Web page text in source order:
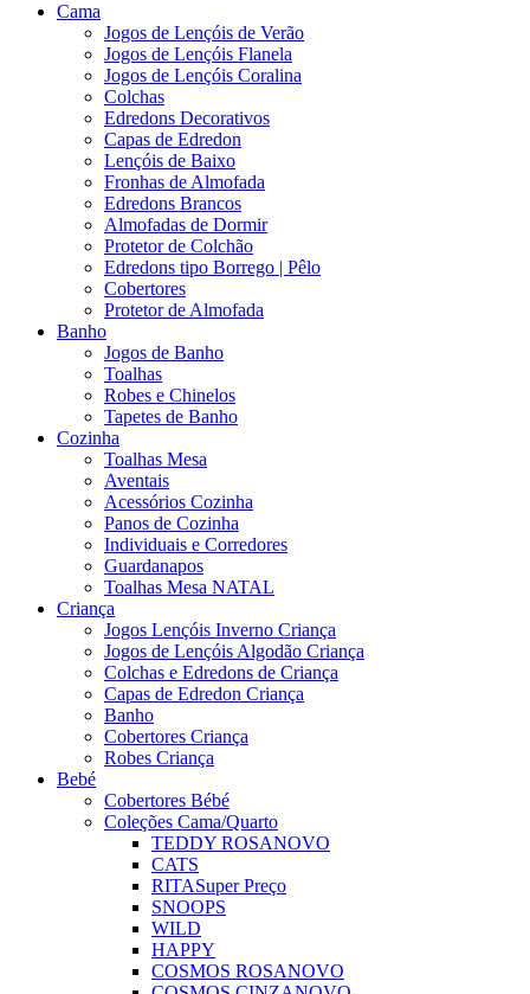
Cama
Jogos de Lençóis de Verão
Jogos de Lençóis Flanela
Jogos de Lençóis Coralina
Colchas
Edredons Decorativos
Capas de Edredon
Lençóis de Baixo
Fronhas de Almofada
Edredons Brancos
Almofadas de Dormir
Protetor de Colchão
Edredons tipo Borrego | Pêlo
Cobertores
Protetor de Almofada
Banho
Jogos de Banho
Toalhas
Robes e Chinelos
Tapetes de Banho
Cozinha
Toalhas Mesa
Aventais
Acessórios Cozinha
Panos de Cozinha
Individuais e Corredores
Guardanapos
Toalhas Mesa NATAL
Criança
Jogos Lençóis Inverno Criança
Jogos de Lençóis Algodão Criança
Colchas e Edredons de Criança
Capas de Edredon Criança
Banho
Cobertores Criança
Robes Criança
Bebé
Cobertores Bébé
Coleções Cama/Quarto
TEDDY ROSANOVO
CATS
RITASuper Preço
SNOOPS
WILD
HAPPY
COSMOS ROSANOVO